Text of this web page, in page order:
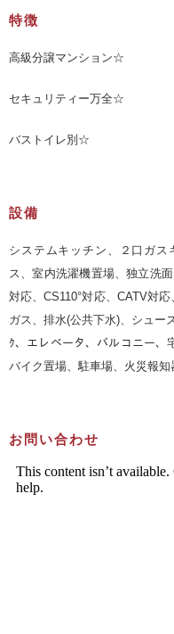
特徴
高級分譲マンション☆
セキュリティー万全☆
バストイレ別☆
設備
システムキッチン、２口ガ
ス、室内洗濯機置場、独立洗
対応、CS110°対応、CATV対
ガス、排水(公共下水)、シュー
ｸ、エレベータ、バルコニー、
バイク置場、駐車場、火災報知
お問い合わせ